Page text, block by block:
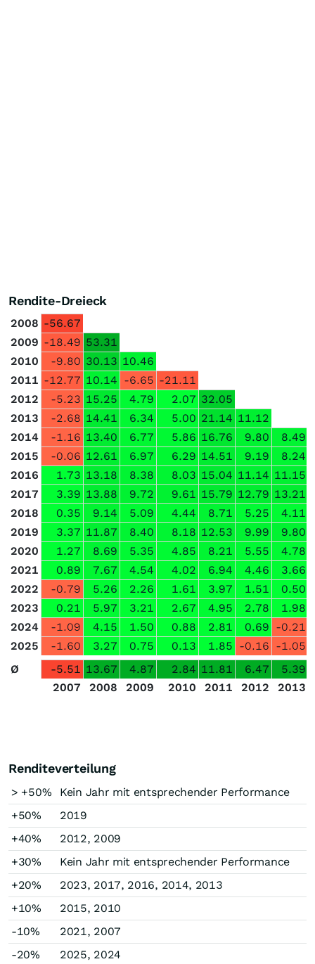
Rendite-Dreieck
2008 -56.67
2009 -18.49 53.31
2010
-9.80 30.13 10.46
2011 -12.77 10.14 -6.65 -21.11
2012
-5.23 15.25 4.79 2.07 32.05
2013
-2.68 14.41 6.34 5.00 21.14 11.12
2014
-1.16 13.40 6.77 5.86 16.76 9.80
8.49
2015
-0.06 12.61 6.97 6.29 14.51 9.19
8.24
2016
1.73 13.18 8.38 8.03 15.04 11.14 11.15
2017
3.39 13.88 9.72 9.61 15.79 12.79 13.21
2018
0.35 9.14 5.09 4.44 8.71 5.25
4.11
2019
3.37 11.87 8.40 8.18 12.53 9.99 9.80
2020
1.27 8.69 5.35 4.85 8.21 5.55
4.78
2021
0.89 7.67 4.54 4.02 6.94 4.46
3.66
2022
-0.79 5.26 2.26 1.61 3.97 1.51 0.50
2023
0.21 5.97 3.21 2.67 4.95 2.78
1.98
2024
-1.09 4.15 1.50 0.88 2.81 0.69 -0.21
2025
-1.60 3.27 0.75 0.13 1.85 -0.16 -1.05
Ø
-5.51 13.67 4.87 2.84 11.81 6.47
5.39
2007
2008 2009 2010 2011 2012 2013
Renditeverteilung
> +50%
Kein Jahr mit entsprechender Performance
+50%
2019
+40%
2012, 2009
+30%
Kein Jahr mit entsprechender Performance
+20%
2023, 2017, 2016, 2014, 2013
+10%
2015, 2010
-10%
2021, 2007
-20%
2025, 2024